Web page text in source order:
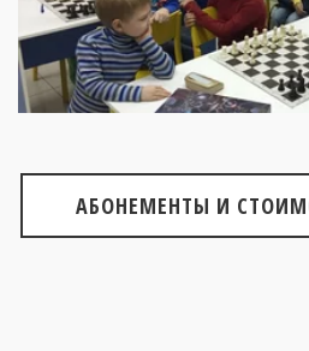
АБОНЕМЕНТЫ И